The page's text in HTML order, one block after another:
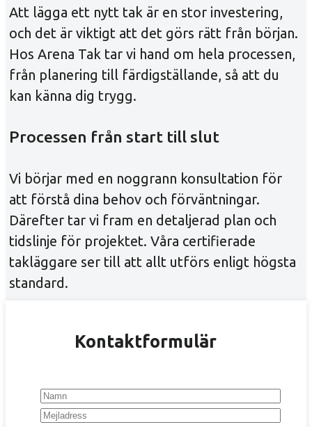
Att lägga ett nytt tak är en stor investering,
och det är viktigt att det görs rätt från början.
Hos Arena Tak tar vi hand om hela processen,
från planering till färdigställande, så att du
kan känna dig trygg.
Processen från start till slut
Vi börjar med en noggrann konsultation för
att förstå dina behov och förväntningar.
Därefter tar vi fram en detaljerad plan och
tidslinje för projektet. Våra certifierade
takläggare ser till att allt utförs enligt högsta
standard.
Kontaktformulär